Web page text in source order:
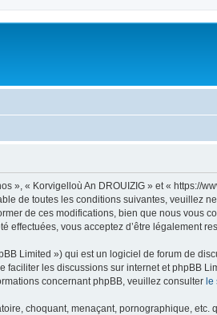
», « Korvigelloù An DROUIZIG » et « https://
de toutes les conditions suivantes, veuillez
de ces modifications, bien que nous vous
vous acceptez d’être légalement
Limited ») qui est un logiciel de forum de
faciliter les discussions sur internet et phpBB
concernant phpBB, veuillez consulter le
choquant, menaçant, pornographique,